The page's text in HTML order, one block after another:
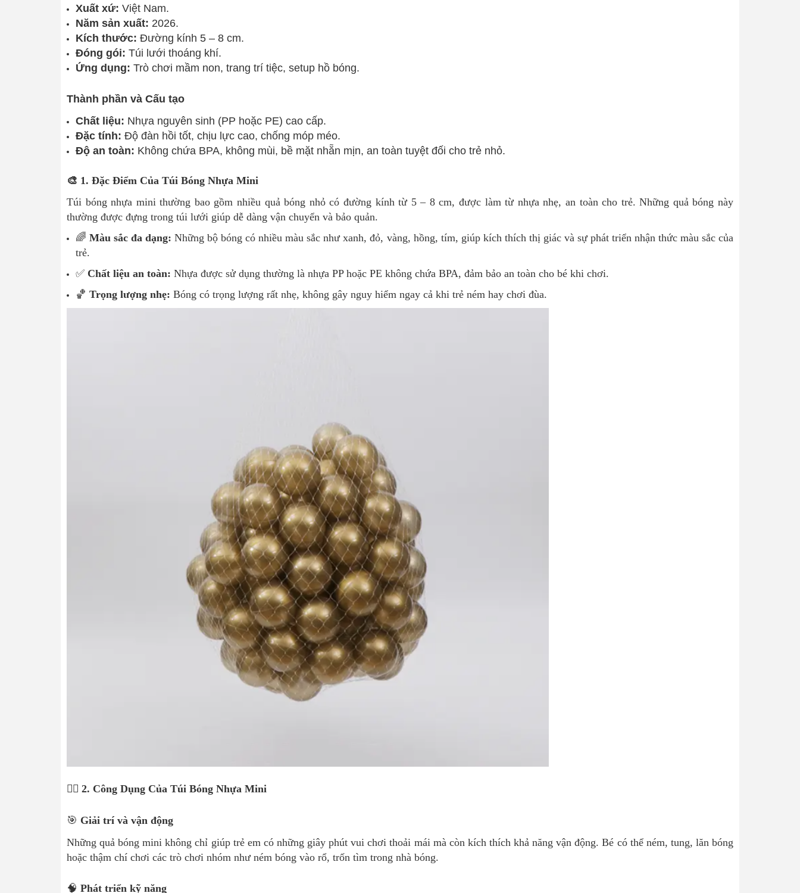
Xuất xứ: Việt Nam.
Năm sản xuất: 2026.
Kích thước: Đường kính 5 – 8 cm.
Đóng gói: Túi lưới thoáng khí.
Ứng dụng: Trò chơi mầm non, trang trí tiệc, setup hồ bóng.
Thành phần và Cấu tạo
Chất liệu: Nhựa nguyên sinh (PP hoặc PE) cao cấp.
Đặc tính: Độ đàn hồi tốt, chịu lực cao, chống móp méo.
Độ an toàn: Không chứa BPA, không mùi, bề mặt nhẵn mịn, an toàn tuyệt đối cho trẻ nhỏ.
🎨 1. Đặc Điểm Của Túi Bóng Nhựa Mini
Túi bóng nhựa mini thường bao gồm nhiều quả bóng nhỏ có đường kính từ 5 – 8 cm, được làm từ nhựa nhẹ, an toàn cho trẻ. Những quả bóng này
thường được đựng trong túi lưới giúp dễ dàng vận chuyển và bảo quản.
🌈Màu sắc đa dạng: Những bộ bóng có nhiều màu sắc như xanh, đỏ, vàng, hồng, tím, giúp kích thích thị giác và sự phát triển nhận thức màu sắc của
trẻ.
✅ Chất liệu an toàn: Nhựa được sử dụng thường là nhựa PP hoặc PE không chứa BPA, đảm bảo an toàn cho bé khi chơi.
🏀 Trọng lượng nhẹ: Bóng có trọng lượng rất nhẹ, không gây nguy hiểm ngay cả khi trẻ ném hay chơi đùa.
🤹‍♂️ 2. Công Dụng Của Túi Bóng Nhựa Mini
🎯 Giải trí và vận động
Những quả bóng mini không chỉ giúp trẻ em có những giây phút vui chơi thoải mái mà còn kích thích khả năng vận động. Bé có thể ném, tung, lăn bóng
hoặc thậm chí chơi các trò chơi nhóm như ném bóng vào rổ, trốn tìm trong nhà bóng.
🧠 Phát triển kỹ năng